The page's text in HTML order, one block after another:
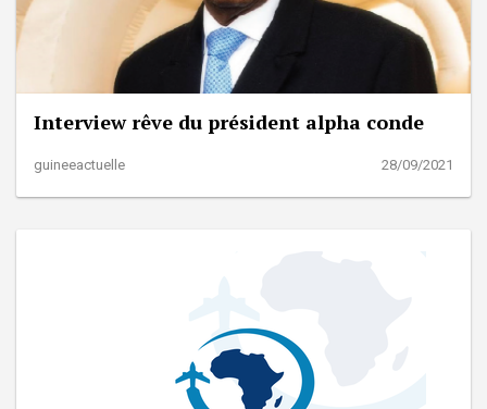
Interview rêve du président alpha conde
guineeactuelle 28/09/2021